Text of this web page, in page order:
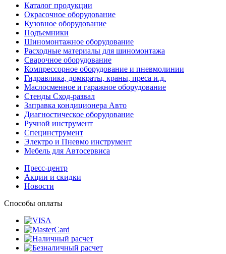
Каталог продукции
Окрасочное оборудование
Кузовное оборудование
Подъемники
Шиномонтажное оборудование
Расходные материалы для шиномонтажа
Сварочное оборудование
Компрессорное оборудование и пневмолинии
Гидравлика, домкраты, краны, преса и.д.
Маслосменное и гаражное оборудование
Стенды Сход-развал
Заправка кондиционера Авто
Диагностическое оборудование
Ручной инструмент
Специнструмент
Электро и Пневмо инструмент
Мебель для Автосервиса
Пресс-центр
Акции и скидки
Новости
Способы оплаты